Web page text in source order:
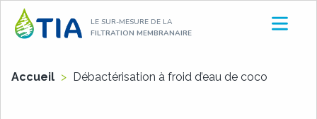
Aller
contenu
LE SUR-MESURE DE LA
FILTRATION MEMBRANAIRE
Accueil > Débactérisation à froid d’eau de coco